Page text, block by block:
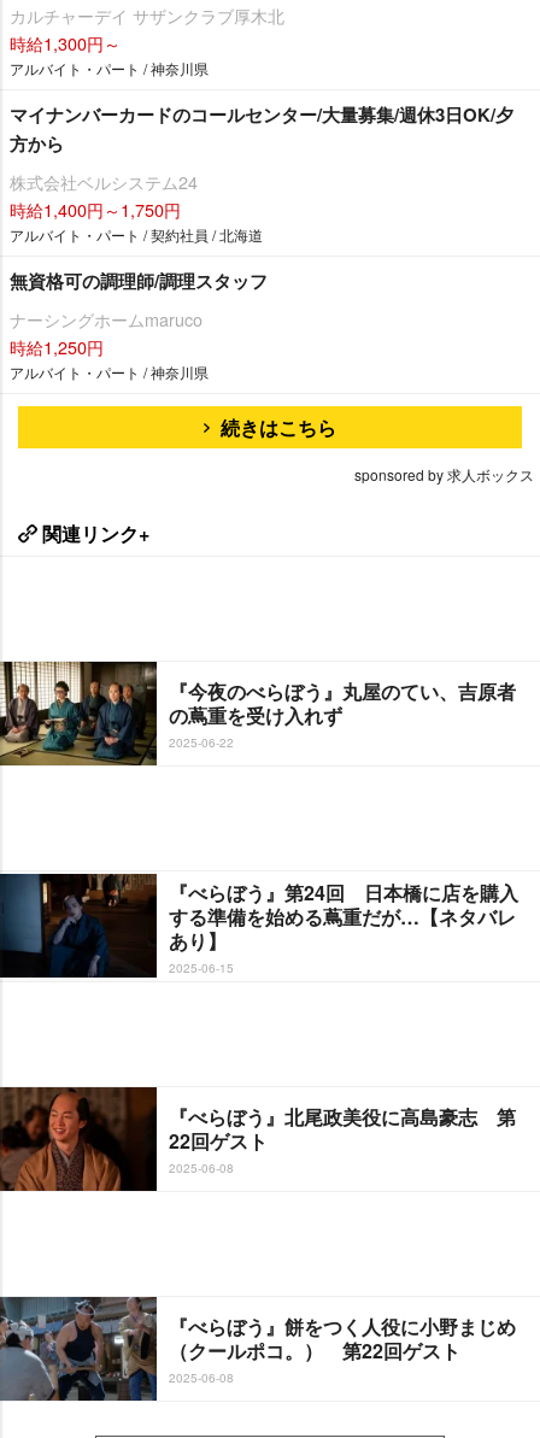
カルチャーデイ サザンクラブ厚木北
時給1,300円～
アルバイト・パート / 神奈川県
マイナンバーカードのコールセンター/大量募集/週休3日OK/夕
方から
株式会社ベルシステム24
時給1,400円～1,750円
アルバイト・パート / 契約社員 / 北海道
無資格可の調理師/調理スタッフ
ナーシングホームmaruco
時給1,250円
アルバイト・パート / 神奈川県
続きはこちら
sponsored by 求人ボックス
関連リンク+
『今夜のべらぼう』丸屋のてい、吉原者
の蔦重を受け入れず
2025-06-22
『べらぼう』第24回 日本橋に店を購入
する準備を始める蔦重だが…【ネタバレ
あり】
2025-06-15
『べらぼう』北尾政美役に高島豪志 第
22回ゲスト
2025-06-08
『べらぼう』餅をつく人役に小野まじめ
（クールポコ。） 第22回ゲスト
2025-06-08